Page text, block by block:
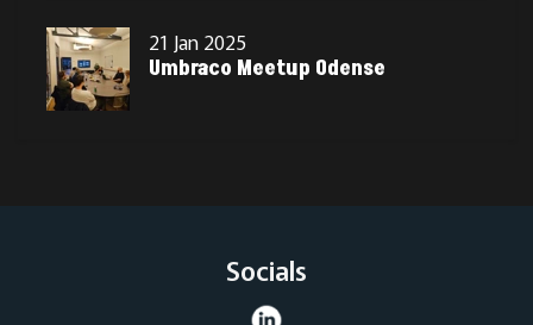
21 Jan 2025
Umbraco Meetup Odense
Socials